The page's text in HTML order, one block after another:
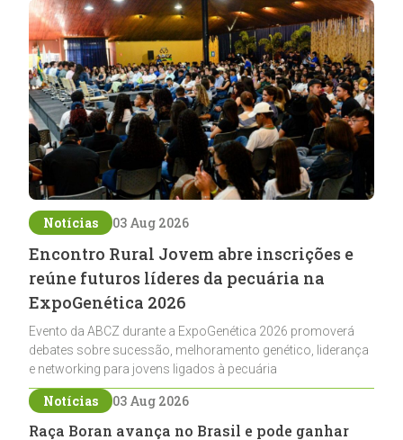
Notícias 03 Aug 2026
Encontro Rural Jovem abre inscrições e
reúne futuros líderes da pecuária na
ExpoGenética 2026
Evento da ABCZ durante a ExpoGenética 2026 promoverá
debates sobre sucessão, melhoramento genético, liderança
e networking para jovens ligados à pecuária
Notícias 03 Aug 2026
Raça Boran avança no Brasil e pode ganhar